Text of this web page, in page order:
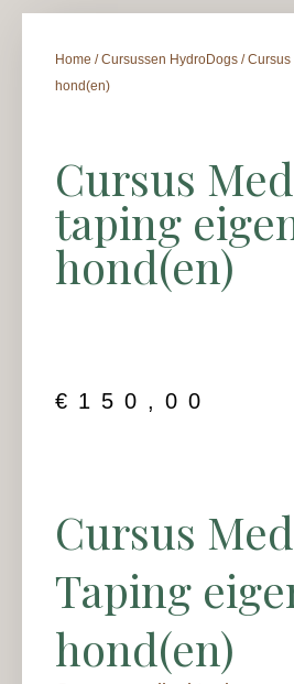
Home /Cursussen HydroDogs /
hond(en)
Cursus
taping
hond(en)
€ 150,00
Cursus
Taping
hond(en)